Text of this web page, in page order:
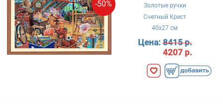
-50%
Золотые ручки
Счетный Крест
40x27 см
Цена:8415 р.
4207 р.